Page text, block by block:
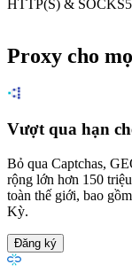
HTTP(S) & SOCKS5
Proxy cho
Vượt qua hạn
Bỏ qua Captchas,
rộng lớn hơn 150
toàn thế giới, bao
Kỳ.
Đăng ký